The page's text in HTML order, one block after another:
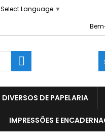
Select Language ▼

DIVERSOS DE PAPELARIA
IMPRESSÕES E